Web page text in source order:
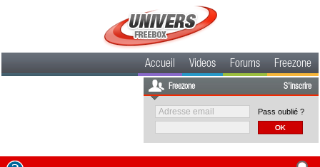
Accueil Videos Forums Freezone
Freezone S'inscrire
Pass oublié ?